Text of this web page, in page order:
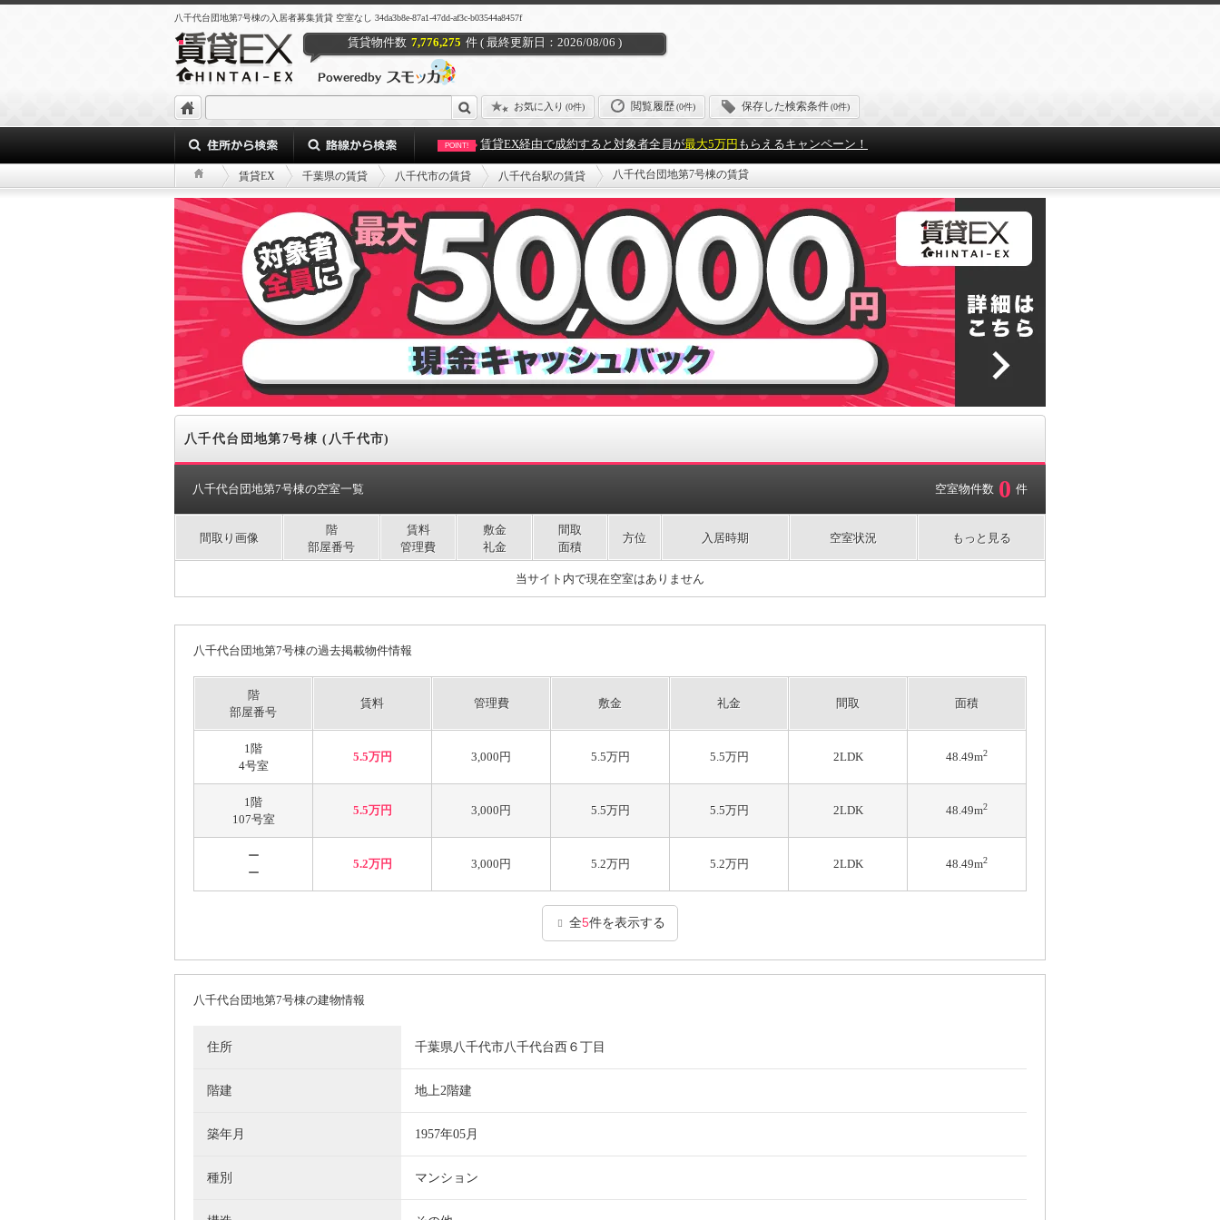
八千代台団地第7号棟の入居者募集賃貸 空室なし 34da3b8e-87a1-47dd-af3c-b03544a8457f
賃貸物件数 7,776,275 件 ( 最終更新日：2026/08/06 )
お気に入り (0件) 閲覧履歴(0件) 保存した検索条件(0件)
POINT! 賃貸EX経由で成約すると対象者全員が最大5万円 もらえるキャンペーン！
賃貸EX 千葉県の賃貸 八千代市の賃貸 八千代台駅の賃貸 八千代台団地第7号棟の賃貸
八千代台団地第7号棟 (八千代市)
八千代台団地第7号棟の空室一覧 空室物件数 0 件
間取り画像
階
部屋番号
賃料
管理費
敷金
礼金
間取
面積
方位 入居時期 空室状況 もっと見る
当サイト内で現在空室はありません
八千代台団地第7号棟の過去掲載物件情報
階
部屋番号
賃料 管理費 敷金 礼金 間取 面積
1階
4号室
5.5万円 3,000円 5.5万円 5.5万円 2LDK 48.49m2
1階
107号室
5.5万円 3,000円 5.5万円 5.5万円 2LDK 48.49m2
ー
ー
5.2万円 3,000円 5.2万円 5.2万円 2LDK 48.49m2
全5件を表示する
八千代台団地第7号棟の建物情報
住所 千葉県八千代市八千代台西６丁目
階建 地上2階建
築年月 1957年05月
種別 マンション